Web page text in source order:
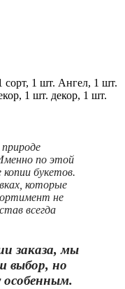
сорт, 1 шт. Ангел, 1 шт.
1 шт. декор, 1 шт.
по этой
букетов.
которые
не
всегда
заказа, мы
выбор, но
особенным.